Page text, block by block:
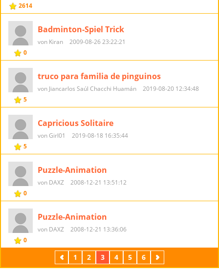
2614
0
Badminton-Spiel Trick
von Kiran 2009-08-26 23:22:21
5
truco para familia de pinguinos
von Jiancarlos Saúl Chacchi Huamán 2019-08-20 12:34:48
5
Capricious Solitaire
von Girl01 2019-08-18 16:35:44
0
Puzzle-Animation
von DAXZ 2008-12-21 13:51:12
0
Puzzle-Animation
von DAXZ 2008-12-21 13:36:06
Zurück
1 2 3 4 5 6 Weiter